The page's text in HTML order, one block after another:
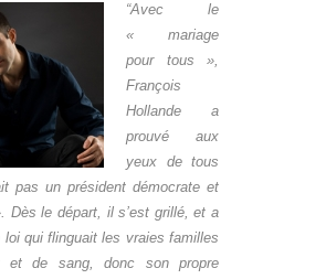
“Avec le
« mariage
pour tous »,
François
Hollande a
prouvé aux
yeux de tous
pas un président démocrate et
Dès le départ, il s’est grillé, et a
loi qui flinguait les vraies familles
et de sang, donc son propre